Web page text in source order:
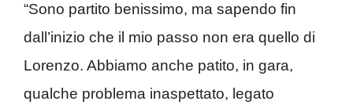
“Sono partito benissimo, ma sapendo fin
dall’inizio che il mio passo non era quello di
Lorenzo. Abbiamo anche patito, in gara,
qualche problema inaspettato, legato